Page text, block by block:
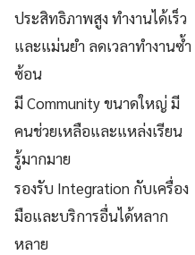
ประสิทธิภาพสูง ทำงานได้เร็ว
และแม่นยำ ลดเวลาทำงานซ้ำ
ซ้อน
มี Community ขนาดใหญ่ มี
คนช่วยเหลือและแหล่งเรียน
รู้มากมาย
รองรับ Integration กับเครื่อง
มือและบริการอื่นได้หลาก
หลาย